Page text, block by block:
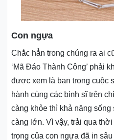
Con ngựa
Chắc hẳn trong chúng ra ai
‘Mã Đáo Thành Công’ phải
được xem là bạn trong cuộc
hành cùng các binh sĩ trên
càng khỏe thì khả năng sống
càng lớn. Vì vậy, trải qua
trọng của con ngựa đã in